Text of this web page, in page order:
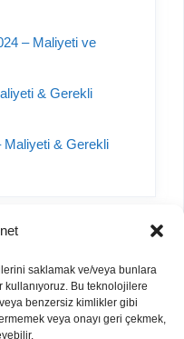
saklamak ve/veya bunlara
Bu teknolojilere
benzersiz kimlikler gibi
veya onayı geri çekmek,
– Maliyeti ve
& Gerekli
Maliyeti & Gerekli